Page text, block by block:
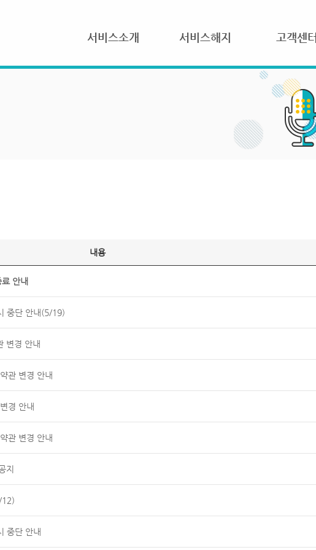
서비스소개 서비스해지 고객센터
내용
안내
중단 안내(5/19)
변경 안내
약관 변경 안내
경 안내
약관 변경 안내
지
12)
중단 안내